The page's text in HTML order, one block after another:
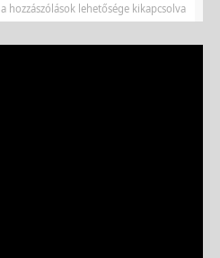
a hozzászólások lehetősége kikapcsolva